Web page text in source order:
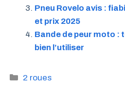
Pneu Rovelo avis :
et prix 2025
Bande de peur moto :
bien l’utiliser
Catégories
2 roues